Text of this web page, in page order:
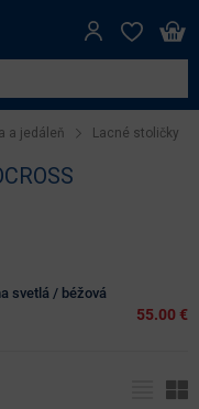
a jedáleň Lacné stoličky
svetlá / béžová
55.00 €